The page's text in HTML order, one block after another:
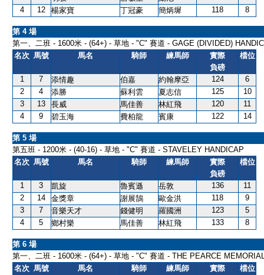
4
12 楊家寶 丁冠豪 簡炳墀 118 8
第 4 場
第一、二班 - 1600米 - (64+) - 草地 - "C" 賽道 - GAGE (DIVIDED)
名次 馬號 馬名 騎師 練馬師
實際
負磅
檔位
1 7 添情趣 伯嘉 約翰摩亞 124
6
2
4 添勝 蘇利雲 夏志信 125
10
3
13 長威 馬佳善 林紅飛 120
11
4
9 碧玉海 費柏龍 賓康 122 14
第 5 場
第五班 - 1200米 - (40-16) - 草地 - "C" 賽道 - STAVELEY HANDICAP
名次 馬號 馬名 騎師 練馬師
實際
負磅
檔位
1 3 凱旋 魯賓遜 岳敦 136
11
2
14 金獎章 謝展鵠 歐金洪 118
9
3
7 音樂天才 錢健明 羅國洲 123
5
4
5 鄉村樂 馬佳善 林紅飛 133 8
第 6 場
第一、二班 - 1600米 - (64+) - 草地 - "C" 賽道 - THE PEARCE
名次 馬號 馬名 騎師 練馬師
實際
檔位